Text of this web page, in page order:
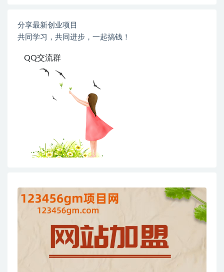
分享最新创业项目
共同学习，共同进步，一起搞钱！
QQ交流群